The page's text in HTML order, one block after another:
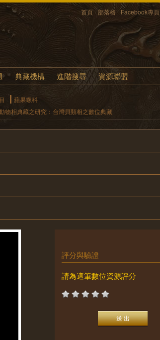
首頁 部落格 Facebook專頁
典藏機構 進階搜尋 資源聯盟
蘋果螺科
物相典藏之研究：台灣貝類相之數位典藏
評分與驗證
請為這筆數位資源評分